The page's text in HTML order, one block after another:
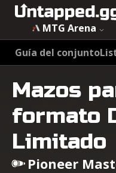
MTG Arena
Guía del conjunto
Mazos
formato
Limitado
Pioneer